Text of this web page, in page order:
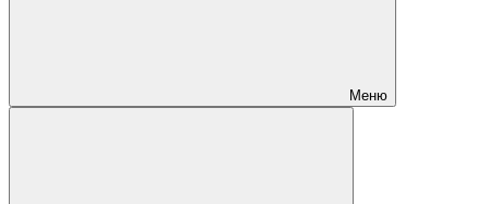
Меню